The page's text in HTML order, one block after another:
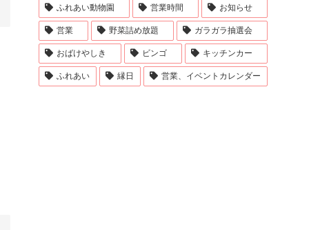
ふれあい動物園 営業時間 お知らせ
営業 野菜詰め放題 ガラガラ抽選会
おばけやしき ビンゴ キッチンカー
ふれあい 縁日 営業、イベントカレンダー